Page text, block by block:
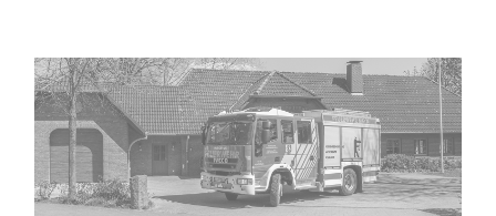
29.01.2016 BMA Altenheim
„Haus am Mühlenstrom“
13:38 Uhr